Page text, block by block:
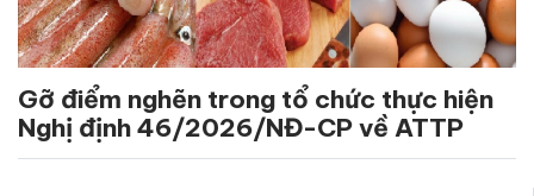
Gỡ điểm nghẽn trong tổ chức thực hiện
Nghị định 46/2026/NĐ-CP về ATTP